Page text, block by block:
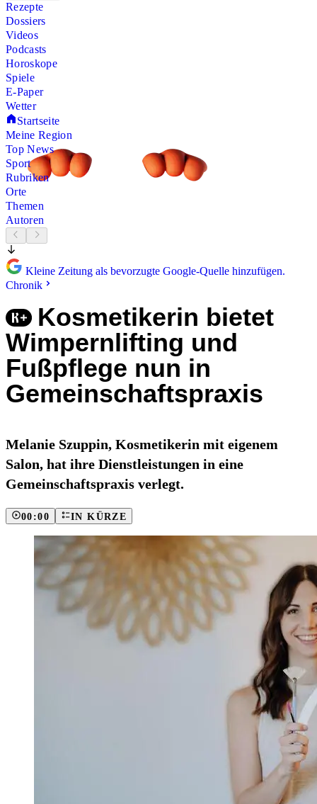
Rezepte
Dossiers
Videos
Podcasts
Horoskope
Spiele
E-Paper
Wetter
Startseite
Meine Region
Top News
Sport
Rubriken
Orte
Themen
Autoren
Kleine Zeitung als bevorzugte Google-Quelle hinzufügen.
Chronik
Kosmetikerin bietet
Wimpernlifting und
Fußpflege nun in
Gemeinschaftspraxis
Melanie Szuppin, Kosmetikerin mit eigenem
Salon, hat ihre Dienstleistungen in eine
Gemeinschaftspraxis verlegt.
00:00 IN KÜRZE